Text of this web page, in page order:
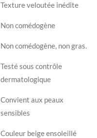
Texture veloutée inédite
Non comédogène
Non comédogène, non gras.
Testé sous contrôle
dermatologique
Convient aux peaux
sensibles
Couleur beige ensoleillé